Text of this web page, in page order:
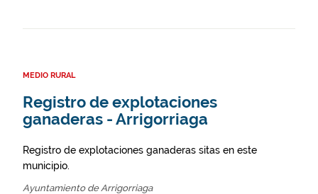
MEDIO RURAL
Registro de explotaciones
ganaderas - Arrigorriaga
Registro de explotaciones ganaderas sitas en este
municipio.
Ayuntamiento de Arrigorriaga